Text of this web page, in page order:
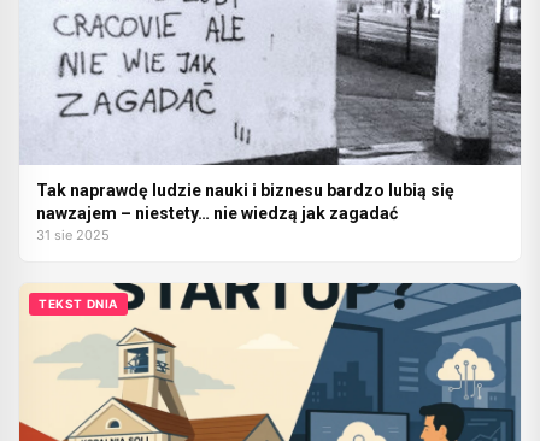
Tak naprawdę ludzie nauki i biznesu bardzo lubią się
nawzajem – niestety… nie wiedzą jak zagadać
31 sie 2025
TEKST DNIA